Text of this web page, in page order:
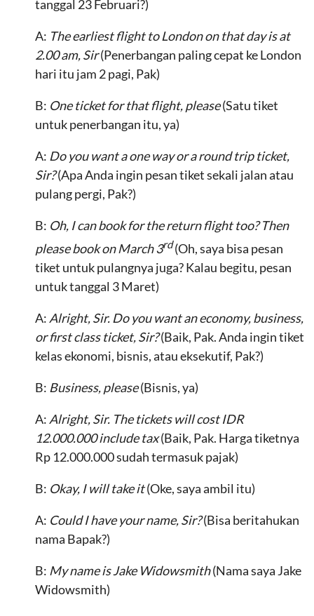
tanggal 23 Februari?)
A: The earliest flight to London on that day is at
2.00 am, Sir(Penerbangan paling cepat ke London
hari itu jam 2 pagi, Pak)
B: One ticket for that flight, please(Satu tiket
untuk penerbangan itu, ya)
A: Do you want a one way or a round trip ticket,
Sir?(Apa Anda ingin pesan tiket sekali jalan atau
pulang pergi, Pak?)
B: Oh, I can book for the return flight too? Then
please book on March 3rd (Oh, saya bisa pesan
tiket untuk pulangnya juga? Kalau begitu, pesan
untuk tanggal 3 Maret)
A: Alright, Sir. Do you want an economy, business,
or first class ticket, Sir?(Baik, Pak. Anda ingin tiket
kelas ekonomi, bisnis, atau eksekutif, Pak?)
B: Business, please(Bisnis, ya)
A: Alright, Sir. The tickets will cost IDR
12.000.000 include tax(Baik, Pak. Harga tiketnya
Rp 12.000.000 sudah termasuk pajak)
B: Okay, I will take it(Oke, saya ambil itu)
A: Could I have your name, Sir?(Bisa beritahukan
nama Bapak?)
B: My name is Jake Widowsmith(Nama saya Jake
Widowsmith)